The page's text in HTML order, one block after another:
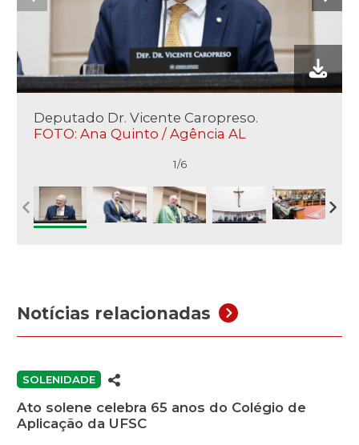
Deputado Dr. Vicente Caropreso.
FOTO: Ana Quinto / Agência AL
1/6
Notícias relacionadas
SOLENIDADE
Ato solene celebra 65 anos do Colégio de
Aplicação da UFSC